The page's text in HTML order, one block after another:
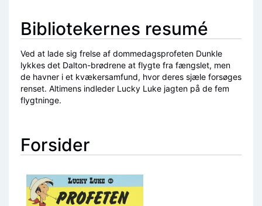
Bibliotekernes resumé
Ved at lade sig frelse af dommedagsprofeten Dunkle
lykkes det Dalton-brødrene at flygte fra fængslet, men
de havner i et kvækersamfund, hvor deres sjæle forsøges
renset. Altimens indleder Lucky Luke jagten på de fem
flygtninge.
Forsider